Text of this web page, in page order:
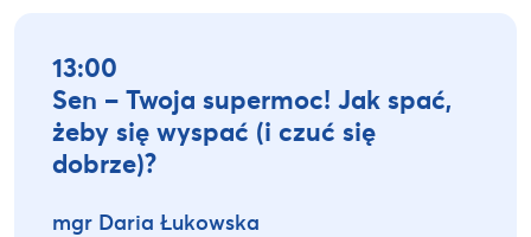
13:00
Sen – Twoja supermoc! Jak spać,
żeby się wyspać (i czuć się
dobrze)?
mgr Daria Łukowska